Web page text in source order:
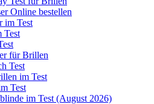
Online bestellen
im Test
Test
für Brillen
Test
im Test
Test
im Test (August 2026)